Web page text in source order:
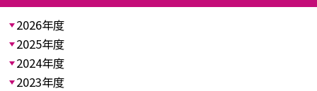
2026年度
2025年度
2024年度
2023年度